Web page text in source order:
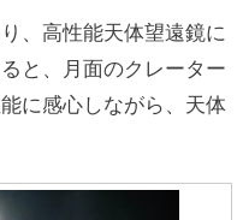
、高性能天体望遠鏡に
と、月面のクレーター
に感心しながら、天体